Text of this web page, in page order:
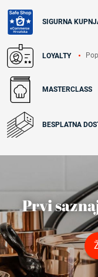
SIGURNA
LOYALTY
MASTERCLASS
BESPLATNA
Prvi